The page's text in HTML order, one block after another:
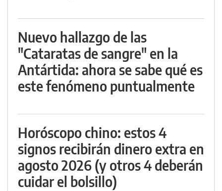
Nuevo hallazgo de las
"Cataratas de sangre" en la
Antártida: ahora se sabe qué es
este fenómeno puntualmente
Horóscopo chino: estos 4
signos recibirán dinero extra en
agosto 2026 (y otros 4 deberán
cuidar el bolsillo)